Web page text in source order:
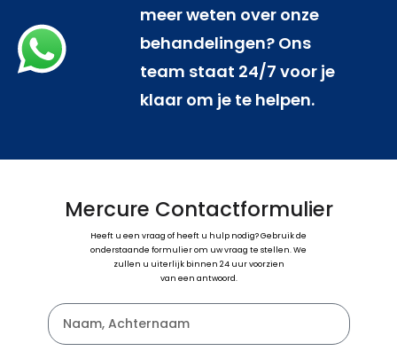
meer weten over onze
behandelingen? Ons
team staat 24/7 voor je
klaar om je te helpen.
Mercure Contactformulier
Heeft u een vraag of heeft u hulp nodig? Gebruik de
onderstaande formulier om uw vraag te stellen. We
zullen u uiterlijk binnen 24 uur voorzien
van een antwoord.